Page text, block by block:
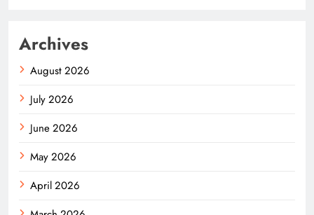
Archives
August 2026
July 2026
June 2026
May 2026
April 2026